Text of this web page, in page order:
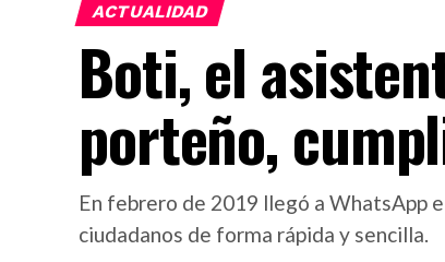
ACTUALIDAD
Boti, el
porteño,
En febrero de 2019 llegó a WhatsApp
ciudadanos de forma rápida y sencilla.